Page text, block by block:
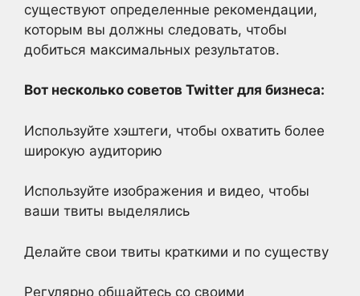
существуют определенные рекомендации,
которым вы должны следовать, чтобы
добиться максимальных результатов.
Вот несколько советов Twitter для бизнеса:
Используйте хэштеги, чтобы охватить более
широкую аудиторию
Используйте изображения и видео, чтобы
ваши твиты выделялись
Делайте свои твиты краткими и по существу
Регулярно общайтесь со своими